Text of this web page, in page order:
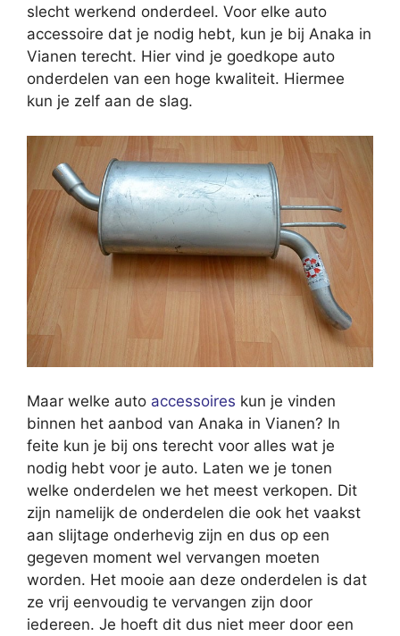
slecht werkend onderdeel. Voor elke auto
accessoire dat je nodig hebt, kun je bij Anaka in
Vianen terecht. Hier vind je goedkope auto
onderdelen van een hoge kwaliteit. Hiermee
kun je zelf aan de slag.
Maar welke auto accessoires kun je vinden
binnen het aanbod van Anaka in Vianen? In
feite kun je bij ons terecht voor alles wat je
nodig hebt voor je auto. Laten we je tonen
welke onderdelen we het meest verkopen. Dit
zijn namelijk de onderdelen die ook het vaakst
aan slijtage onderhevig zijn en dus op een
gegeven moment wel vervangen moeten
worden. Het mooie aan deze onderdelen is dat
ze vrij eenvoudig te vervangen zijn door
iedereen. Je hoeft dit dus niet meer door een